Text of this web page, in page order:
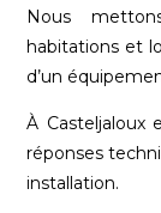
Nous
habitations et
d’un
À Casteljaloux
réponses
installation.